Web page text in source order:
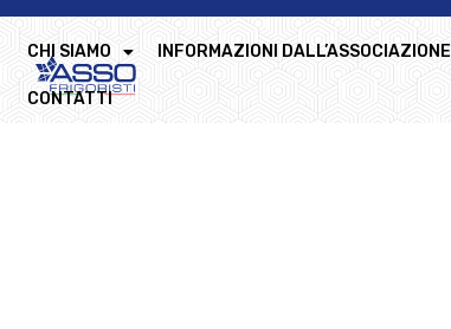
CHI SIAMO INFORMAZIONI DALL’ASSOCIAZIONE
CONTATTI